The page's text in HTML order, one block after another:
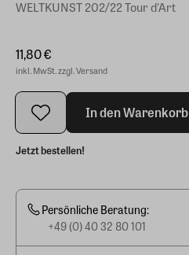
WELTKUNST 202/22 Tour d'Art
11,80 €
inkl. MwSt. zzgl. Versand
In den Warenkorb
Jetzt bestellen!
Persönliche Beratung:
+49 (0) 40 32 80 101